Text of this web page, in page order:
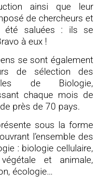
ainsi que leur
de chercheurs et
été saluées : ils se
à eux !
se sont également
de sélection des
de Biologie,
chaque mois de
près de 70 pays.
sous la forme
l’ensemble des
: biologie cellulaire,
et animale,
écologie…